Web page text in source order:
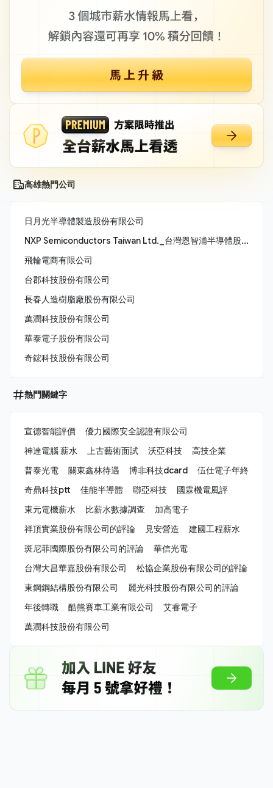
高雄熱門公司
日月光半導體製造股份有限公司
NXP Semiconductors Taiwan Ltd._台灣恩智浦半導體股份有限公司
飛輪電商有限公司
台郡科技股份有限公司
長春人造樹脂廠股份有限公司
萬潤科技股份有限公司
華泰電子股份有限公司
奇鋐科技股份有限公司
熱門關鍵字
宣德智能評價
優力國際安全認證有限公司
神達電腦 薪水
上古藝術面試 沃亞科技
高技企業
普泰光電
關東鑫林待遇 博非科技dcard
伍仕電子年終
奇鼎科技ptt
佳能半導體 聯亞科技
國霖機電風評
東元電機薪水
比薪水數據調查
加高電子
祥頂實業股份有限公司的評論
見安營造
建國工程薪水
斑尼菲國際股份有限公司的評論
華信光電
台灣大昌華嘉股份有限公司
松協企業股份有限公司的評論
東鋼鋼結構股份有限公司
麗光科技股份有限公司的評論
年後轉職
酷熊賽車工業有限公司
艾睿電子
萬潤科技股份有限公司